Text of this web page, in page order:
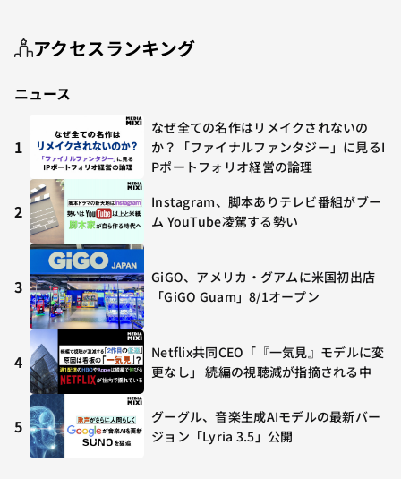
アクセスランキング
ニュース
1
なぜ全ての名作はリメイクされないの
か？「ファイナルファンタジー」に見るI
Pポートフォリオ経営の論理
2
Instagram、脚本ありテレビ番組がブー
ム YouTube凌駕する勢い
3
GiGO、アメリカ・グアムに米国初出店
「GiGO Guam」8/1オープン
4
Netflix共同CEO「『一気見』モデルに変
更なし」 続編の視聴減が指摘される中
5
グーグル、音楽生成AIモデルの最新バー
ジョン「Lyria 3.5」公開